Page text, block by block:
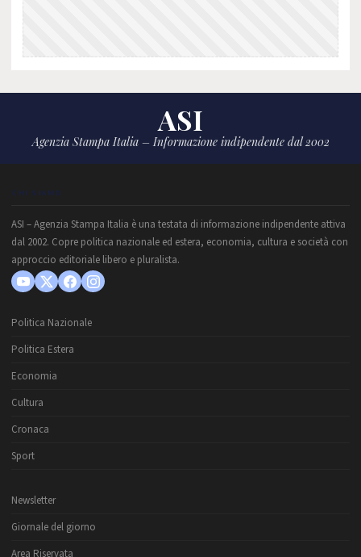
ASI
Agenzia Stampa Italia – Informazione indipendente dal 2002
CHI SIAMO
ASI – Agenzia Stampa Italia è una testata di informazione indipendente attiva
dal 2002. Copre politica nazionale ed estera, economia, cultura e società con
approccio editoriale libero e pluralista.
Politica Nazionale
Politica Estera
Economia
Cultura
Cronaca
Sport
Newsletter
Giornale del giorno
Area Riservata